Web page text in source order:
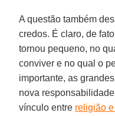
A questão também
credos. É claro, de
tornou pequeno, no
conviver e no qual o
importante, as
nova
vínculo entre religião